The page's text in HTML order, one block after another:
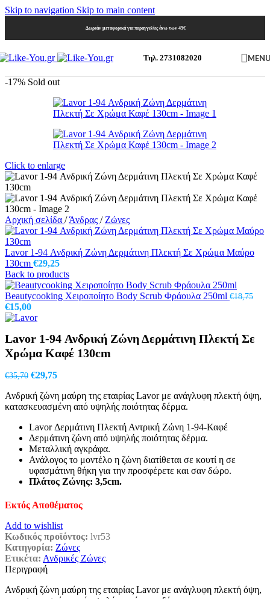
Skip to navigation Skip to main content
Δωρεάν μεταφορικά για παραγγελίες άνω των 45€
Τηλ. 2731082020
-17% Sold out
Click to enlarge
Αρχική σελίδα / Άνδρας / Ζώνες
Lavor 1-94 Ανδρική Ζώνη Δερμάτινη Πλεκτή Σε Χρώμα Μαύρο
130cm €29,25
Back to products
Beautycooking Χειροποίητο Body Scrub Φράουλα 250ml €18,75
Original
price
€18,75.
€15,00Η
τρέχουσα
είναι:
€15,00.
Lavor 1-94 Ανδρική Ζώνη Δερμάτινη Πλεκτή Σε
Χρώμα Καφέ 130cm
€35,70 Original
was:
€35,70.
€29,75Η
τιμή
είναι:
Ανδρική ζώνη μαύρη της εταιρίας Lavor με ανάγλυφη πλεκτή όψη,
κατασκευασμένη από υψηλής ποιότητας δέρμα.
Lavor Δερμάτινη Πλεκτή Αντρική Ζώνη 1-94-Καφέ
Δερμάτινη ζώνη από υψηλής ποιότητας δέρμα.
Μεταλλική αγκράφα.
Ανάλογος το μοντέλο η ζώνη διατίθεται σε κουτί η σε
υφασμάτινη θήκη για την προσφέρετε και σαν δώρο.
Πλάτος Ζώνης: 3,5cm.
Εκτός Αποθέματος
Add to wishlist
Κωδικός προϊόντος: lvr53
Κατηγορία: Ζώνες
Ετικέτα: Ανδρικές Ζώνες
Περιγραφή
Ανδρική ζώνη μαύρη της εταιρίας Lavor με ανάγλυφη πλεκτή όψη,